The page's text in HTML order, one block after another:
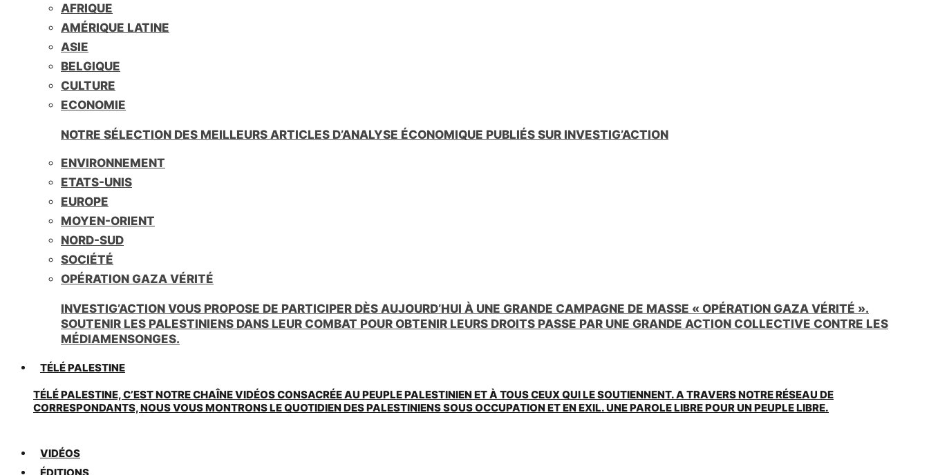
AFRIQUE
AMÉRIQUE LATINE
ASIE
BELGIQUE
CULTURE
ECONOMIE
NOTRE SÉLECTION DES MEILLEURS ARTICLES D’ANALYSE ÉCONOMIQUE PUBLIÉS SUR INVESTIG’ACTION
ENVIRONNEMENT
ETATS-UNIS
EUROPE
MOYEN-ORIENT
NORD-SUD
SOCIÉTÉ
OPÉRATION GAZA VÉRITÉ
INVESTIG’ACTION VOUS PROPOSE DE PARTICIPER DÈS AUJOURD’HUI À UNE GRANDE CAMPAGNE DE MASSE « OPÉRATION GAZA VÉRITÉ ».
SOUTENIR LES PALESTINIENS DANS LEUR COMBAT POUR OBTENIR LEURS DROITS PASSE PAR UNE GRANDE ACTION COLLECTIVE CONTRE LES
MÉDIAMENSONGES.
TÉLÉ PALESTINE
TÉLÉ PALESTINE, C’EST NOTRE CHAÎNE VIDÉOS CONSACRÉE AU PEUPLE PALESTINIEN ET À TOUS CEUX QUI LE SOUTIENNENT. A TRAVERS NOTRE RÉSEAU DE
CORRESPONDANTS, NOUS VOUS MONTRONS LE QUOTIDIEN DES PALESTINIENS SOUS OCCUPATION ET EN EXIL. UNE PAROLE LIBRE POUR UN PEUPLE LIBRE.
VIDÉOS